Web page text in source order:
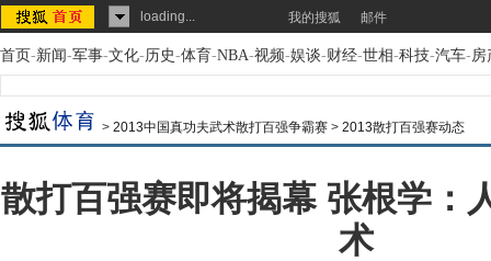
loading... 我的搜狐 邮件
首页-新闻-军事-文化-历史-体育-NBA-视频-娱谈-财经-世相-科技-汽车-房
> 2013中国真功夫武术散打百强争霸赛 > 2013散打百强赛动态
散打百强赛即将揭幕 张根学：
术